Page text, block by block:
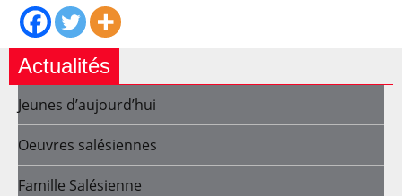
Actualités
Jeunes d’aujourd’hui
Oeuvres salésiennes
Famille Salésienne